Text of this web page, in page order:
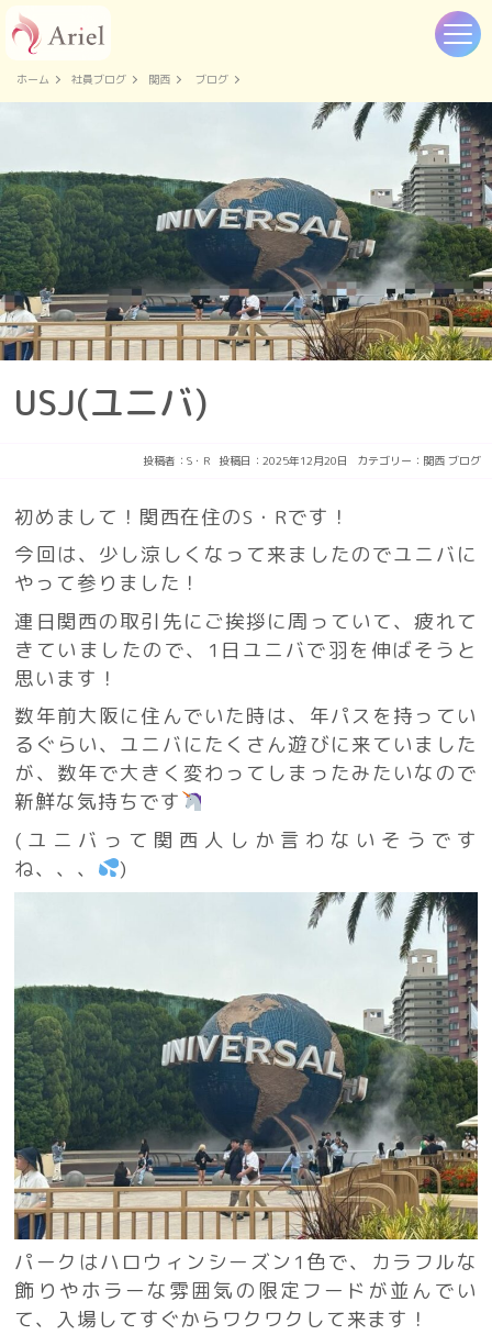
ホーム 社員ブログ 関西 ブログ
USJ(ユニバ)
投稿者： S・R 投稿日：2025年12月20日 カテゴリー： 関西 ブログ
初めまして！関西在住のS・Rです！
今回は、少し涼しくなって来ましたのでユニバに
やって参りました！
連日関西の取引先にご挨拶に周っていて、疲れて
きていましたので、1日ユニバで羽を伸ばそうと
思います！
数年前大阪に住んでいた時は、年パスを持ってい
るぐらい、ユニバにたくさん遊びに来ていました
が、数年で大きく変わってしまったみたいなので
新鮮な気持ちです
(ユニバって関西人しか言わないそうです
ね、、、
)
パークはハロウィンシーズン1色で、カラフルな
飾りやホラーな雰囲気の限定フードが並んでい
て、入場してすぐからワクワクして来ます！